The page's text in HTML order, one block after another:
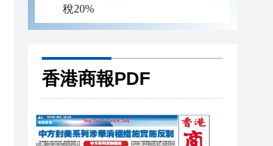
稅20%
香港商報PDF